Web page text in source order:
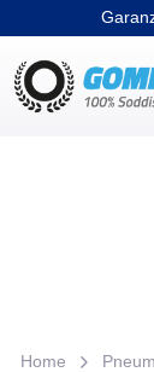
Home